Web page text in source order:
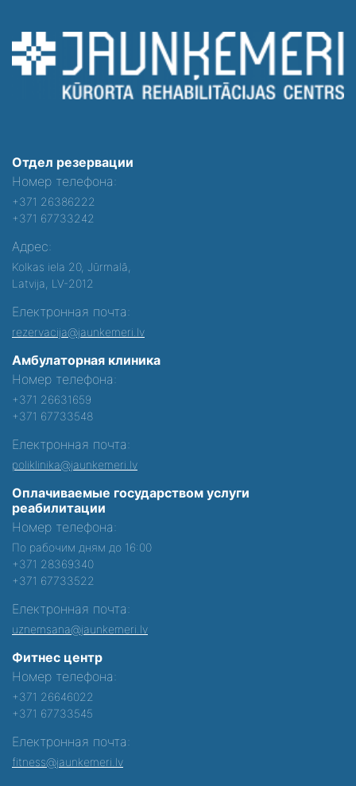
Отдел резервации
Номер телефона:
+371 26386222
+371 67733242
Адрес:
Kolkas iela 20, Jūrmalā,
Latvija, LV-2012
Електронная почта:
rezervacija@jaunkemeri.lv
Амбулаторная клиника
Номер телефона:
+371 26631659
+371 67733548
Електронная почта:
poliklinika@jaunkemeri.lv
Оплачиваемые государством услуги
реабилитации
Номер телефона:
По рабочим дням до 16:00
+371 28369340
+371 67733522
Електронная почта:
uznemsana@jaunkemeri.lv
Фитнес центр
Номер телефона:
+371 26646022
+371 67733545
Електронная почта:
fitness@jaunkemeri.lv